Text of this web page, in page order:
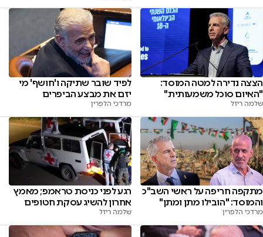
הצצה נדירה למטה המוסד:
"האיום סוכל משמעותית"
שלמה ריזל
לפיד שובר שתיקה ו'חושף' מי
יזם את מבצע הביפרים
מרדכי הלפרין
מתקפה חריפה על ראשי השב"כ
והמוסד: "הובילו מתן ומתן"
מרדכי הלפרין
רגע לפני כניסת טראמפ; מאמץ
אחרון להשיג עסקת חטופים
שלמה ריזל